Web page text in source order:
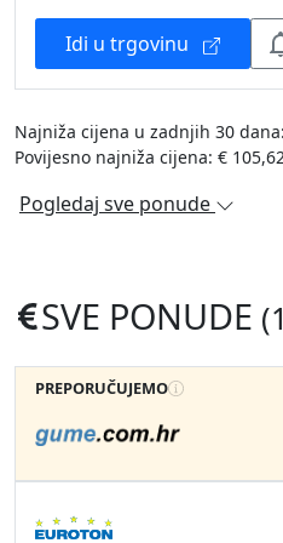
Idi u trgovinu
Najniža cijena u zadnjih 30
Povijesno najniža cijena: €
Pogledaj sve ponude
SVE PONUDE
PREPORUČUJEMO